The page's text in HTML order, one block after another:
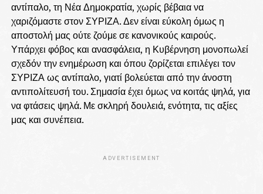
αντίπαλο, τη Νέα Δημοκρατία, χωρίς βέβαια να
χαριζόμαστε στον ΣΥΡΙΖΑ. Δεν είναι εύκολη όμως η
αποστολή μας ούτε ζούμε σε κανονικούς καιρούς.
Υπάρχει φόβος και ανασφάλεια, η Κυβέρνηση μονοπωλεί
σχεδόν την ενημέρωση και όπου ζορίζεται επιλέγει τον
ΣΥΡΙΖΑ ως αντίπαλο, γιατί βολεύεται από την άνοστη
αντιπολίτευσή του. Σημασία έχει όμως να κοιτάς ψηλά, για
να φτάσεις ψηλά. Με σκληρή δουλειά, ενότητα, τις αξίες
μας και συνέπεια.
ADVERTISEMENT